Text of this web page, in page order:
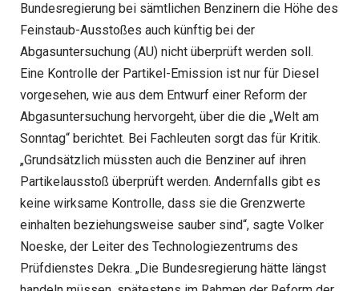
Bundesregierung bei sämtlichen Benzinern die Höhe des
Feinstaub-Ausstoßes auch künftig bei der
Abgasuntersuchung (AU) nicht überprüft werden soll.
Eine Kontrolle der Partikel-Emission ist nur für Diesel
vorgesehen, wie aus dem Entwurf einer Reform der
Abgasuntersuchung hervorgeht, über die die „Welt am
Sonntag“ berichtet. Bei Fachleuten sorgt das für Kritik.
„Grundsätzlich müssten auch die Benziner auf ihren
Partikelausstoß überprüft werden. Andernfalls gibt es
keine wirksame Kontrolle, dass sie die Grenzwerte
einhalten beziehungsweise sauber sind“, sagte Volker
Noeske, der Leiter des Technologiezentrums des
Prüfdienstes Dekra. „Die Bundesregierung hätte längst